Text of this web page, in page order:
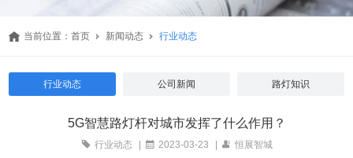
当前位置：首页 新闻动态 行业动态
行业动态 公司新闻 路灯知识
5G智慧路灯杆对城市发挥了什么作用？
行业动态 2023-03-23 恒展智城